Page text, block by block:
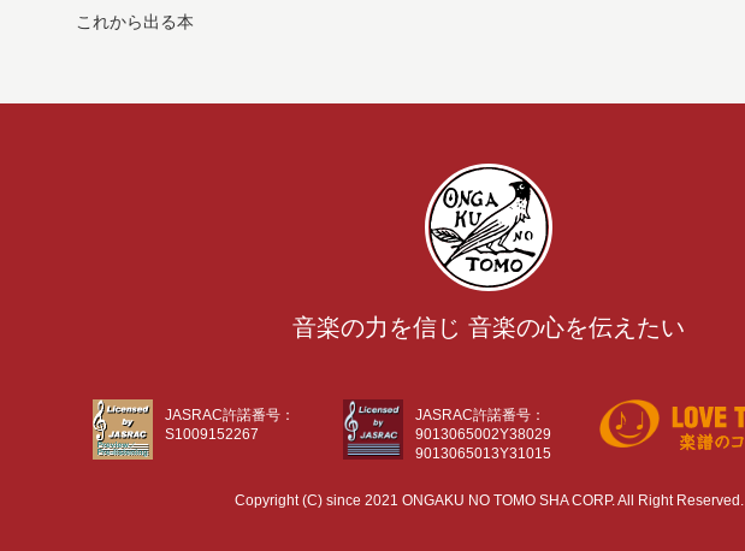
これから出る本
音楽の力を信じ 音楽の心を伝えたい
JASRAC許諾番号：
S1009152267
JASRAC許諾番号：
9013065002Y38029
9013065013Y31015
Copyright (C) since 2021 ONGAKU NO TOMO SHA CORP. All Right Reserved.